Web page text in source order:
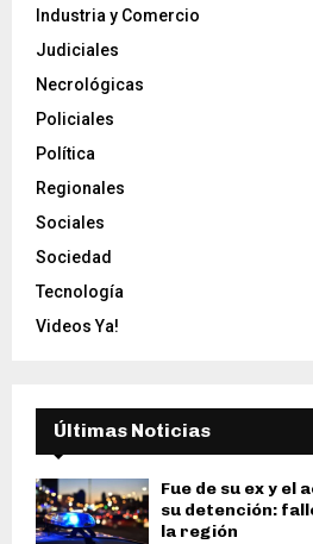
Industria y Comercio
Judiciales
Necrológicas
Policiales
Política
Regionales
Sociales
Sociedad
Tecnología
Videos Ya!
Últimas Noticias
Fue de su ex y el
su detención:
la región